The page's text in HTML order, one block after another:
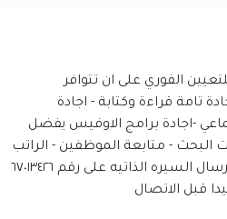
الفوري على ان تتوافر
تامة قراءة وكتابة - اجادة
-اجادة برامج الاوفيس يفضل
- متابعة الموظفين - الراتب
250 دينار - عدد ساعات العمل 8 ساعات لارسال السيره الذاتيه على رقم ٦٧٠١٣٤٢٦
قبل الاتصال